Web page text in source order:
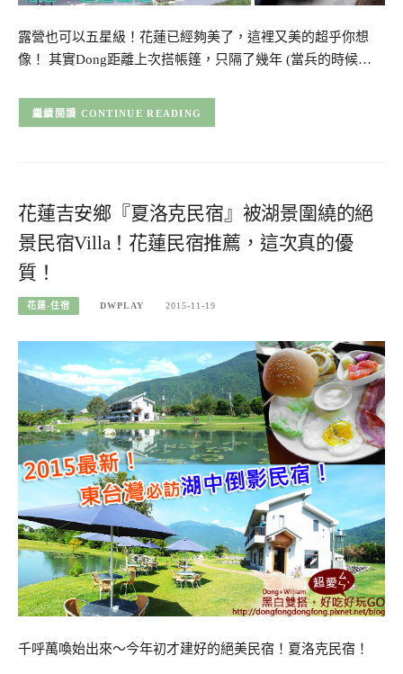
露營也可以五星級！花蓮已經夠美了，這裡又美的超乎你想
像！ 其實Dong距離上次搭帳篷，只隔了幾年 (當兵的時候…
CONTINUE READING
花蓮吉安鄉『夏洛克民宿』被湖景圍繞的絕
景民宿Villa！花蓮民宿推薦，這次真的優
質！
花蓮-住宿 DWPLAY 2015-11-19
千呼萬喚始出來～今年初才建好的絕美民宿！夏洛克民宿！